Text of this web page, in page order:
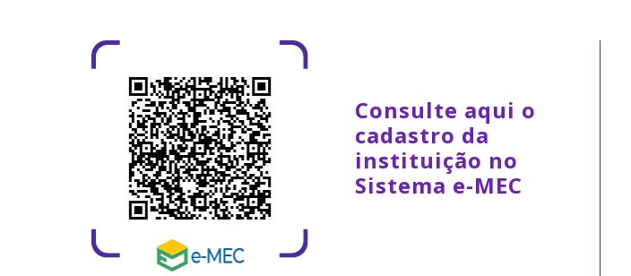
Consulte aqui o
cadastro da
instituição no
Sistema e-MEC